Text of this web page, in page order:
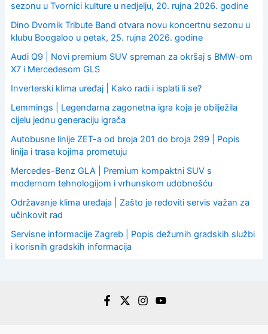
sezonu u Tvornici kulture u nedjelju, 20. rujna 2026. godine
Dino Dvornik Tribute Band otvara novu koncertnu sezonu u
klubu Boogaloo u petak, 25. rujna 2026. godine
Audi Q9 | Novi premium SUV spreman za okršaj s BMW-om
X7 i Mercedesom GLS
Inverterski klima uređaj | Kako radi i isplati li se?
Lemmings | Legendarna zagonetna igra koja je obilježila
cijelu jednu generaciju igrača
Autobusne linije ZET-a od broja 201 do broja 299 | Popis
linija i trasa kojima prometuju
Mercedes-Benz GLA | Premium kompaktni SUV s
modernom tehnologijom i vrhunskom udobnošću
Održavanje klima uređaja | Zašto je redoviti servis važan za
učinkovit rad
Servisne informacije Zagreb | Popis dežurnih gradskih službi
i korisnih gradskih informacija